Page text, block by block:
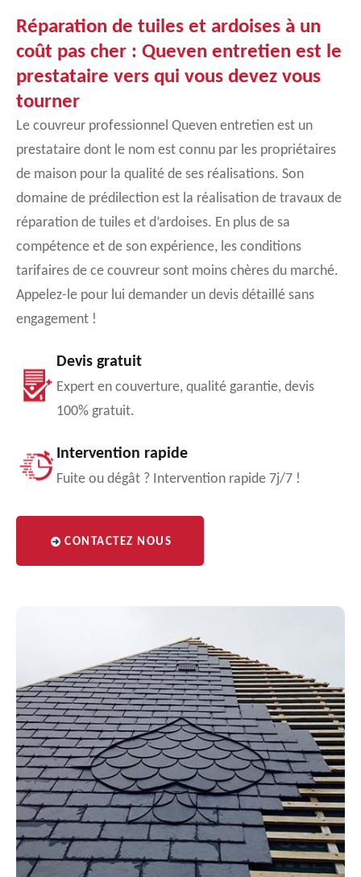
Réparation de tuiles et ardoises à un
coût pas cher : Queven entretien est le
prestataire vers qui vous devez vous
tourner
Le couvreur professionnel Queven entretien est un
prestataire dont le nom est connu par les propriétaires
de maison pour la qualité de ses réalisations. Son
domaine de prédilection est la réalisation de travaux de
réparation de tuiles et d’ardoises. En plus de sa
compétence et de son expérience, les conditions
tarifaires de ce couvreur sont moins chères du marché.
Appelez-le pour lui demander un devis détaillé sans
engagement !
Devis gratuit
Expert en couverture, qualité garantie, devis
100% gratuit.
Intervention rapide
Fuite ou dégât ? Intervention rapide 7j/7 !
CONTACTEZ NOUS